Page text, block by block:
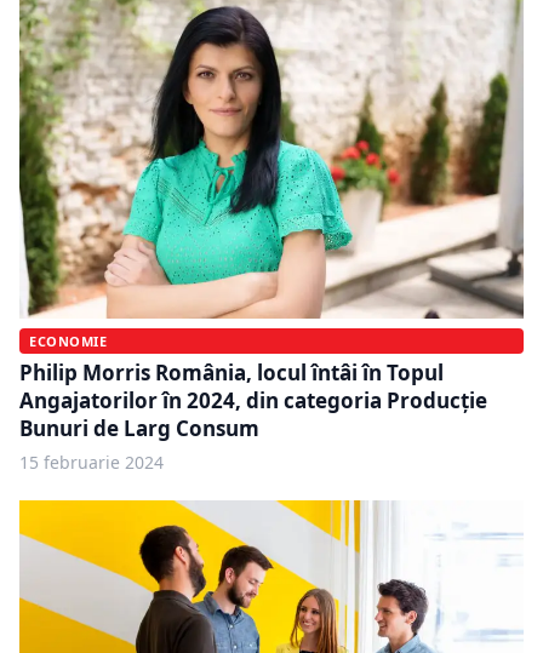
ECONOMIE
Philip Morris România, locul întâi în Topul
Angajatorilor în 2024, din categoria Producţie
Bunuri de Larg Consum
15 februarie 2024